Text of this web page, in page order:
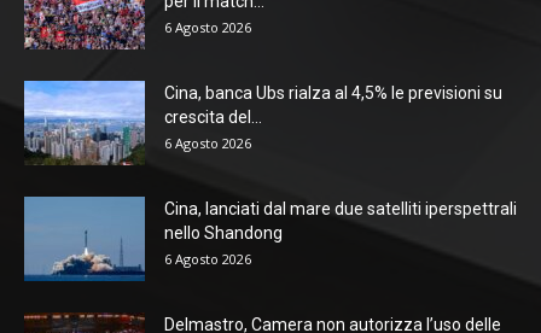
6 Agosto 2026
Cina, banca Ubs rialza al 4,5% le previsioni su
crescita del...
6 Agosto 2026
Cina, lanciati dal mare due satelliti iperspettrali
nello Shandong
6 Agosto 2026
Delmastro, Camera non autorizza l’uso delle